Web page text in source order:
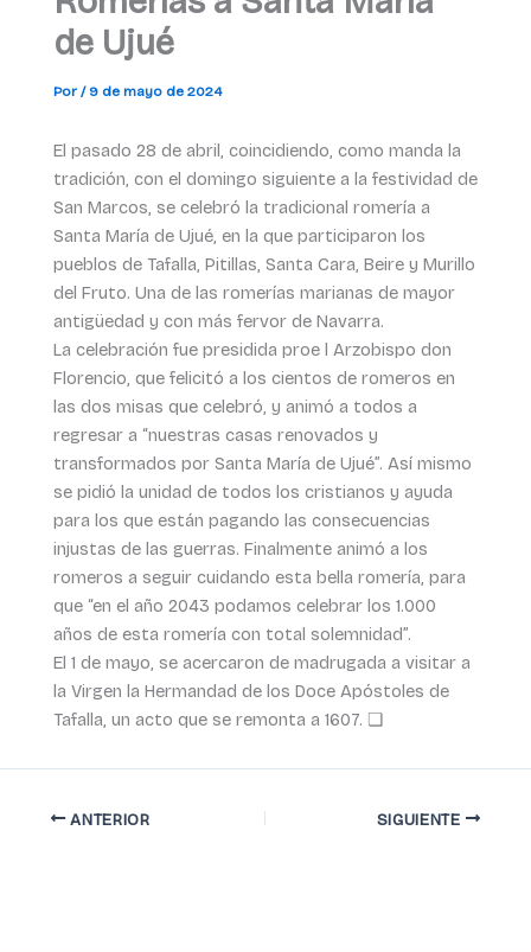
de Ujué
Por / 9 de mayo de 2024
El pasado 28 de abril, coincidiendo, como manda la
tradición, con el domingo siguiente a la festividad de
San Marcos, se celebró la tradicional romería a
Santa María de Ujué, en la que participaron los
pueblos de Tafalla, Pitillas, Santa Cara, Beire y Murillo
del Fruto. Una de las romerías marianas de mayor
antigüedad y con más fervor de Navarra.
La celebración fue presidida proe l Arzobispo don
Florencio, que felicitó a los cientos de romeros en
las dos misas que celebró, y animó a todos a
regresar a “nuestras casas renovados y
transformados por Santa María de Ujué”. Así mismo
se pidió la unidad de todos los cristianos y ayuda
para los que están pagando las consecuencias
injustas de las guerras. Finalmente animó a los
romeros a seguir cuidando esta bella romería, para
que “en el año 2043 podamos celebrar los 1.000
años de esta romería con total solemnidad”.
El 1 de mayo, se acercaron de madrugada a visitar a
la Virgen la Hermandad de los Doce Apóstoles de
Tafalla, un acto que se remonta a 1607. ❏
ANTERIOR SIGUIENTE